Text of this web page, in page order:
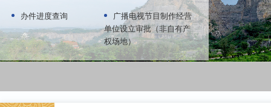
办件进度查询
广播电视节目制作经营
单位设立审批（非自有产
权场地）